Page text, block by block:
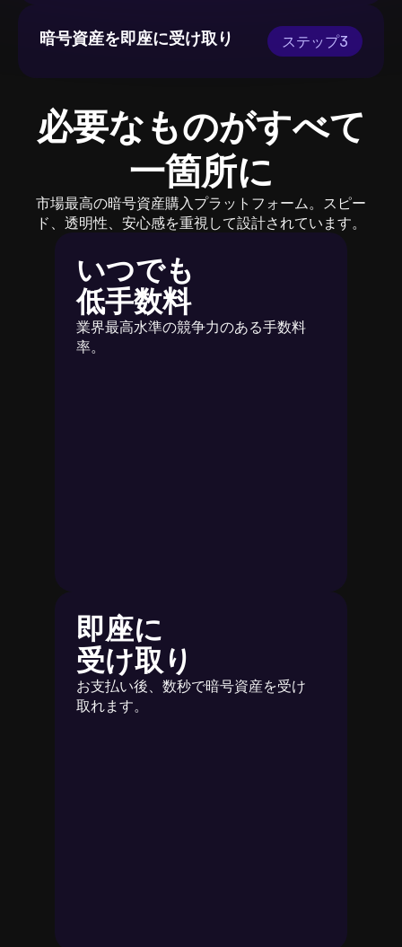
ステップ3
暗号資産を即座に受け取り
必要なものがすべて
一箇所に
市場最高の暗号資産購入プラットフォーム。スピー
ド、透明性、安心感を重視して設計されています。
いつでも
低手数料
業界最高水準の競争力のある手数料
率。
即座に
受け取り
お支払い後、数秒で暗号資産を受け
取れます。